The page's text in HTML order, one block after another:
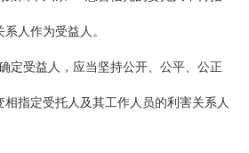
人作为受益人。
定受益人，应当坚持公开、公平、公正
相指定受托人及其工作人员的利害关系人